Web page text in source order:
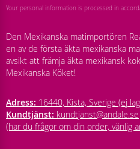
Your personal information is processed in
Den Mexikanska matimportören
en av de första äkta mexikanska
avsikt att främja äkta mexikansk
Mexikanska Köket!
Adress: 16440, Kista, Sverige (ej
Kundtjänst: kundtjanst@andale.se
(har du frågor om din order, vänlig